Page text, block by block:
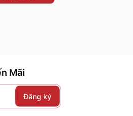
dài thanh lịch
lựa chọn yêu thích của những
Mãi
Đăng ký